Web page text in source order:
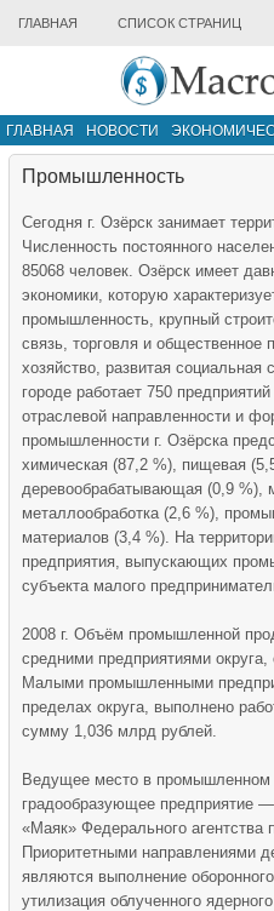
ГЛАВНАЯ СПИСОК СТРАНИЦ
ГЛАВНАЯ НОВОСТИ
ИНФРАСТРУКТУРА РЫНКА
Промышленность
Сегодня г. Озёрск занимает
Численность постоянного
85068 человек. Озёрск имеет
экономики, которую
промышленность, крупный
связь, торговля и
хозяйство, развитая
городе работает 750
отраслевой направленности и
промышленности г. Озёрска
химическая (87,2 %), пищевая
деревообрабатывающая (0,9 %),
металлообработка (2,6 %),
материалов (3,4 %). На
предприятия, выпускающих
субъекта малого
2008 г. Объём промышленной
средними предприятиями
Малыми промышленными
пределах округа, выполнено
сумму 1,036 млрд рублей.
Ведущее место в промышленном
градообразующее предприятие
«Маяк» Федерального агентства
Приоритетными направлениями
являются выполнение
утилизация облученного